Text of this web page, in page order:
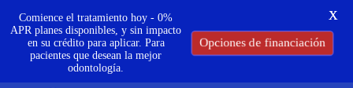
Comience el tratamiento hoy - 0%
APR planes disponibles, y sin impacto
en su crédito para aplicar. Para
pacientes que desean la mejor
odontología.
Opciones de financiación
X